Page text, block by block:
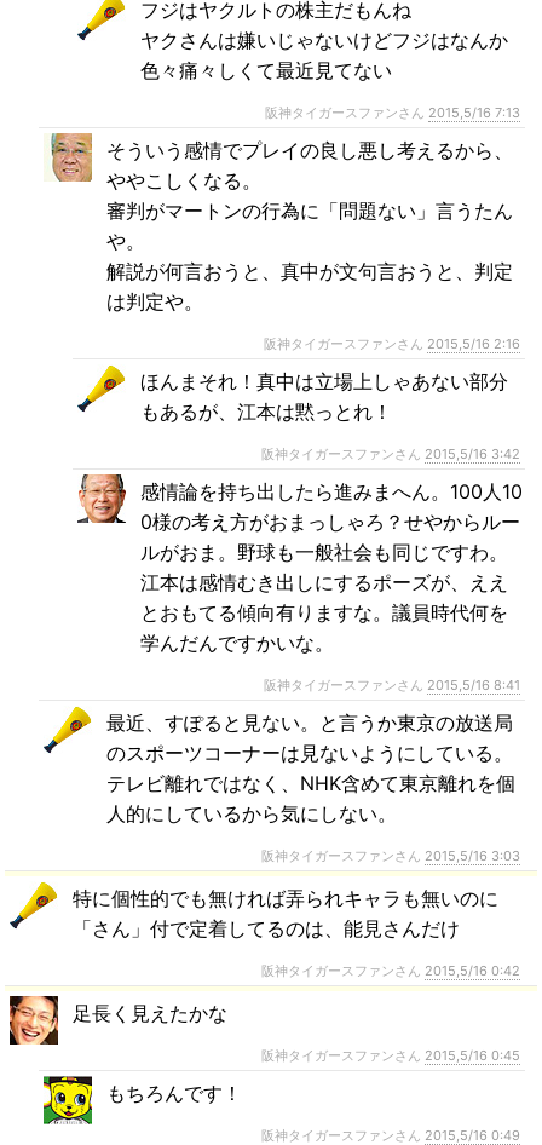
フジはヤクルトの株主だもんね
ヤクさんは嫌いじゃないけどフジはなんか
色々痛々しくて最近見てない
阪神タイガースファンさん 2015,5/16 7:13
そういう感情でプレイの良し悪し考えるから、
ややこしくなる。
審判がマートンの行為に「問題ない」言うたん
や。
解説が何言おうと、真中が文句言おうと、判定
は判定や。
阪神タイガースファンさん 2015,5/16 2:16
ほんまそれ！真中は立場上しゃあない部分
もあるが、江本は黙っとれ！
阪神タイガースファンさん 2015,5/16 3:42
感情論を持ち出したら進みまへん。100人10
0様の考え方がおまっしゃろ？せやからルー
ルがおま。野球も一般社会も同じですわ。
江本は感情むき出しにするポーズが、ええ
とおもてる傾向有りますな。議員時代何を
学んだんですかいな。
阪神タイガースファンさん 2015,5/16 8:41
最近、すぽると見ない。と言うか東京の放送局
のスポーツコーナーは見ないようにしている。
テレビ離れではなく、NHK含めて東京離れを個
人的にしているから気にしない。
阪神タイガースファンさん 2015,5/16 3:03
特に個性的でも無ければ弄られキャラも無いのに
「さん」付で定着してるのは、能見さんだけ
阪神タイガースファンさん 2015,5/16 0:42
足長く見えたかな
阪神タイガースファンさん 2015,5/16 0:45
もちろんです！
阪神タイガースファンさん 2015,5/16 0:49